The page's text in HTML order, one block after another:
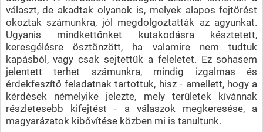
választ, de akadtak olyanok is, melyek alapos fejtörést
okoztak számunkra, jól megdolgoztatták az agyunkat.
Ugyanis mindkettőnket kutakodásra késztetett,
keresgélésre ösztönzött, ha valamire nem tudtuk
kapásból, vagy csak sejtettük a feleletet. Ez sohasem
jelentett terhet számunkra, mindig izgalmas és
érdekfeszítő feladatnak tartottuk, hisz - amellett, hogy a
kérdések némelyike jelezte, mely területek kívánnak
részletesebb kifejtést - a válaszok megkeresése, a
magyarázatok kibővítése közben mi is tanultunk.